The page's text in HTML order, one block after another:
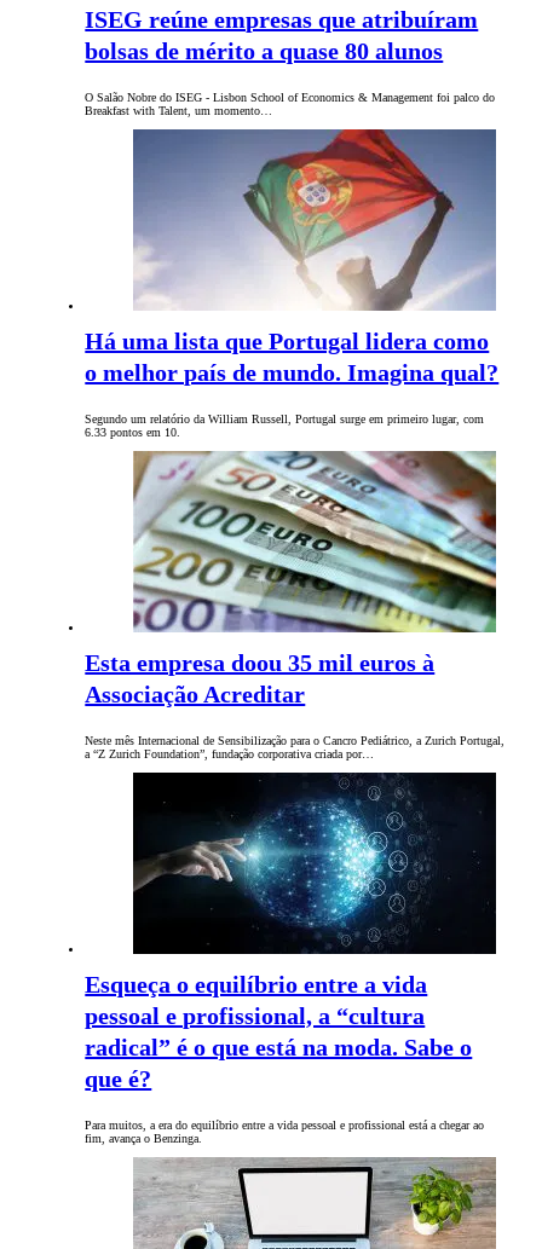
ISEG reúne empresas que atribuíram
bolsas de mérito a quase 80 alunos
O Salão Nobre do ISEG - Lisbon School of Economics & Management foi palco do
Breakfast with Talent, um momento…
Há uma lista que Portugal lidera como
o melhor país de mundo. Imagina qual?
Segundo um relatório da William Russell, Portugal surge em primeiro lugar, com
6.33 pontos em 10.
Esta empresa doou 35 mil euros à
Associação Acreditar
Neste mês Internacional de Sensibilização para o Cancro Pediátrico, a Zurich Portugal,
a “Z Zurich Foundation”, fundação corporativa criada por…
Esqueça o equilíbrio entre a vida
pessoal e profissional, a “cultura
radical” é o que está na moda. Sabe o
que é?
Para muitos, a era do equilíbrio entre a vida pessoal e profissional está a chegar ao
fim, avança o Benzinga.